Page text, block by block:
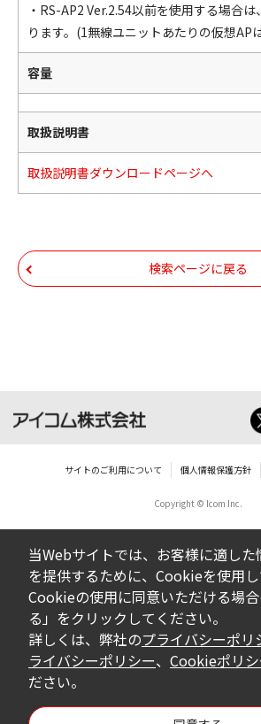
・RS-AP2 Ver.2.54以前を使用する場合
ります。(1無線ユニットあたりの仮想AP
容量
取扱説明書
取扱説明書ダウンロードページへ
検索ページに戻る
サイトのご利用について 個人情報保護方針
Copyright © Icom Inc.
当Webサイトでは、お客様に適し
を提供するために、Cookieを使用し
Cookieの使用に同意いただける場
る」をクリックしてください。
詳しくは、弊社のプライバシーポリ
ライバシーポリシー、 Cookieポリ
ださい。